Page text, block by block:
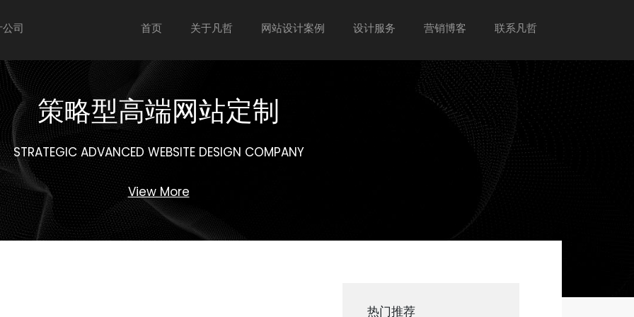
司 首页 关于凡哲 网站设计案例 设计服务 营销博客 联系凡哲
策略型高端网站定制
STRATEGIC ADVANCED WEBSITE DESIGN COMPANY
View More
热门推荐